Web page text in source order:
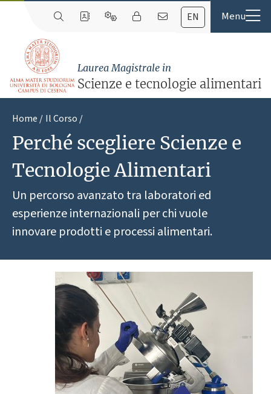
EN
Laurea Magistrale in
Scienze e tecnologie alimentari
Home Il Corso
Perché scegliere Scienze e
Tecnologie Alimentari
Un percorso avanzato tra laboratori ed
esperienze internazionali per chi vuole
innovare prodotti e processi alimentari.